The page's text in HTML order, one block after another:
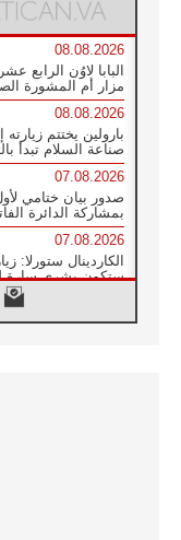
08.08.2026
البابا لاوُن الرابع
مزار أم المشورة
08.08.2026
بارولين يختتم
صناعة السلام تبدأ
07.08.2026
صدور بيان ختامي
بمشاركة الدائرة
07.08.2026
الكاردينال ستورلا:
ستكون بشرى سارة
الفاتيكان يعلن